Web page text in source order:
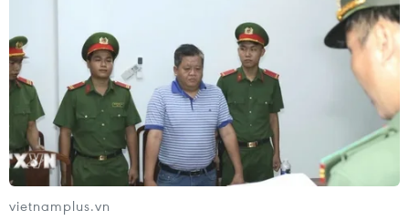
Sri Lanka đã kiểm soát hoàn toàn tình hình sau khi xảy
ra vụ đụng độ 2 ngày trước tại vùng Tây Bắc nước này
khiến một người thiệt mạng, hàng chục cửa hiệu, nhà
cửa và thánh đường Hồi giáo bị phá hoại.
vietnamplus.vn